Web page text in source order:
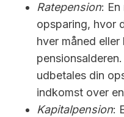
Ratepension:
opsparing, hvor
hver måned
udbetales din
indkomst over
Kapitalpension: